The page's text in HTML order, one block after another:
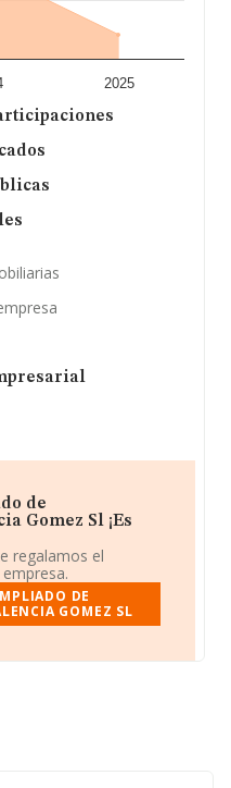
de viviendas
de provincia, la
2025
de
Gomez Sl ¡Es
regalamos el
DE
GOMEZ SL